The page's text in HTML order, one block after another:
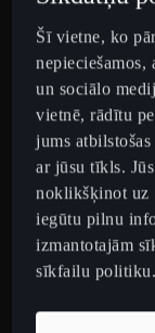
CONNECT
Šī vietne, ko
nepieciešamos,
un sociālo
vietnē, rādītu
jums
ar jūsu tīkls.
noklikšķinot uz
iegūtu pilnu
izmantotajām
sīkfailu politiku.